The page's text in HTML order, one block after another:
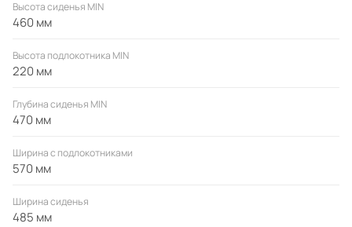
Высота сиденья MIN
460 мм
Высота подлокотника MIN
220 мм
Глубина сиденья MIN
470 мм
Ширина с подлокотниками
570 мм
Ширина сиденья
485 мм